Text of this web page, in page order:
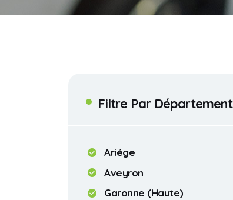
Filtre Par Département
Ariége
Aveyron
Garonne (Haute)